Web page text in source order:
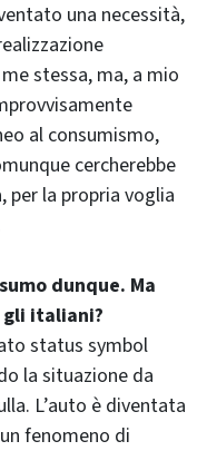
una necessità,
stessa, ma, a mio
al consumismo,
cercherebbe
per la propria voglia
dunque. Ma
gli italiani?
status symbol
la situazione da
L’auto è diventata
fenomeno di